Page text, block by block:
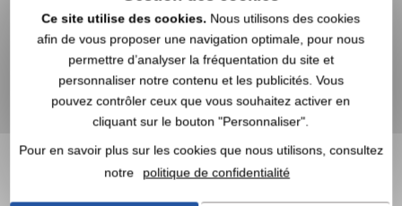
Ce site utilise des cookies. Nous utilisons des cookies
afin de vous proposer une navigation optimale, pour nous
permettre d’analyser la fréquentation du site et
personnaliser notre contenu et les publicités. Vous
pouvez contrôler ceux que vous souhaitez activer en
cliquant sur le bouton "Personnaliser".
Pour en savoir plus sur les cookies que nous utilisons, consultez
notre
politique de confidentialité